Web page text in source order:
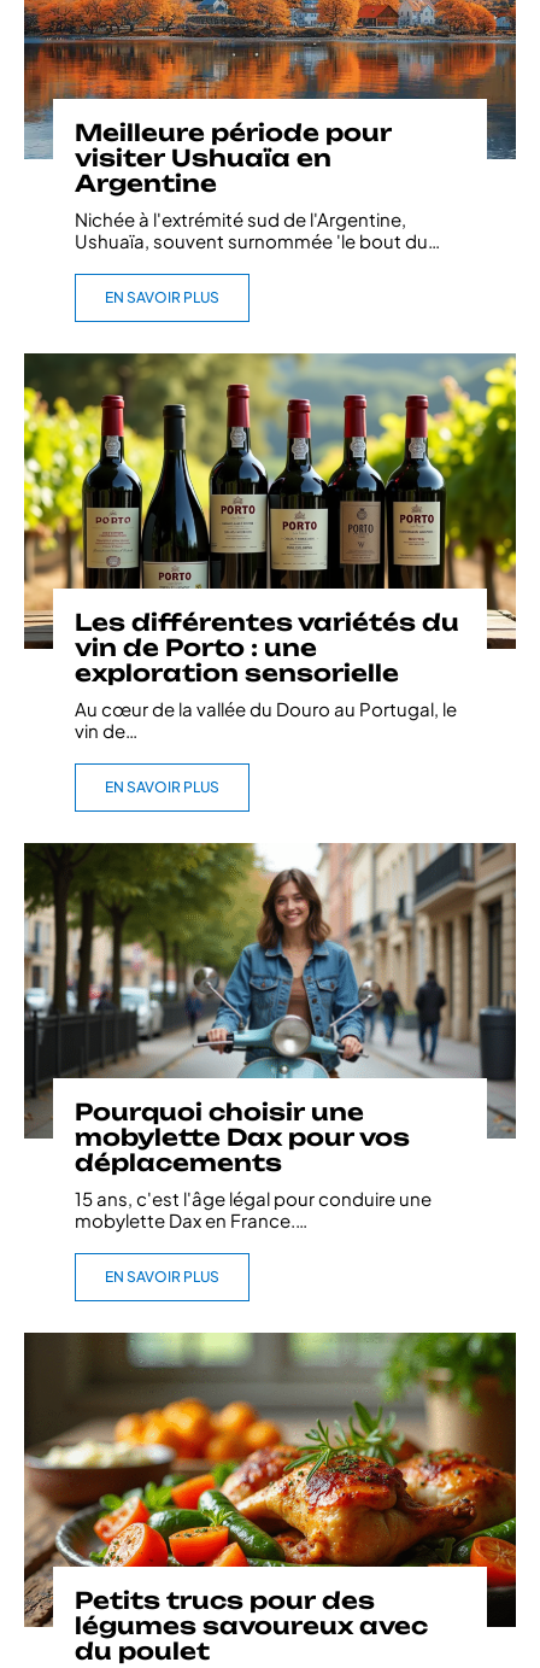
Meilleure période pour
visiter Ushuaïa en
Argentine
Nichée à l'extrémité sud de l'Argentine,
Ushuaïa, souvent surnommée 'le bout du…
EN SAVOIR PLUS
Les différentes variétés du
vin de Porto : une
exploration sensorielle
Au cœur de la vallée du Douro au Portugal, le
vin de
EN SAVOIR PLUS
Pourquoi choisir une
mobylette Dax pour vos
déplacements
15 ans, c'est l'âge légal pour conduire une
mobylette Dax en France.
EN SAVOIR PLUS
Petits trucs pour des
légumes savoureux avec
du poulet